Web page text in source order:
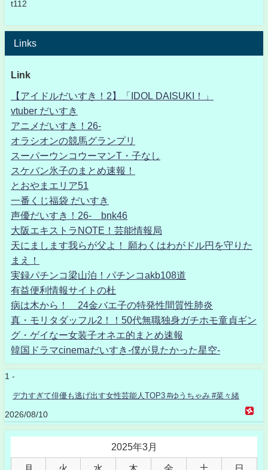
t112
Links
Link
【アイドルだいすき！2】「IDOL DAISUKI！」
vtuber だいすき
アニメだいすき！26-
オラシオンの競馬グランプリ
スーパーウンコウーマンT・子なし
スケバン氷子のまとめ速報！
とおやまエリア51
一番くじ福袋 だいすき
声優だいすき！26- bnk46
大阪エキストラNOTE！芸能情報局
天にまします我らが父よ！ 願わくはわがドル円を守りた
まえ！
実録パチンコ梁山泊！パチンコakb108道
有益便利情報サイトの杜
病は木から！ 24金バエ子の特発性間質性肺炎
真・モリタダッフル2！！50代無職独身ガチホモ童貞ギン
グ・ゲイなー女装子オネエ的まとめ速報
韓国ドラマcinemaだいすき-僕が見たかった星空-
1 -
デ力すぎて俳優も逃げ出す女性芸能人TOP3 #ゆうちゃみ #菜々緒
2026/08/10
2025年3月